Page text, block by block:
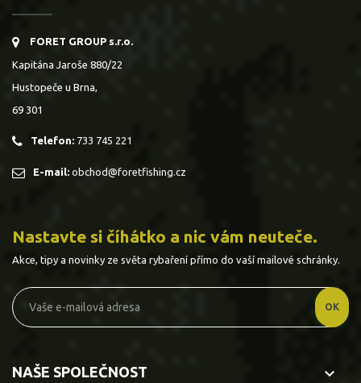
FORET GROUP s.r.o.
Kapitána Jaroše 880/22
Hustopeče u Brna,
69 301
Telefon: 733 745 221
E-mail: obchod@foretfishing.cz
Nastavte si číhátko a nic vám neuteče.
Akce, tipy a novinky ze světa rybaření přímo do vaší mailové schránky.
NAŠE SPOLEČNOST keyboard_arrow_down